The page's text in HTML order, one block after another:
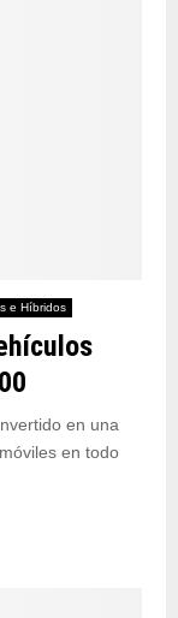
e Híbridos
en una
en todo